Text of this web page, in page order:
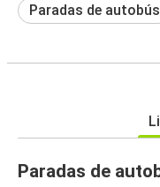
Paradas de autobús
Paradas de